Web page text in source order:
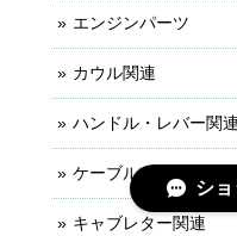
エンジンパーツ
カウル関連
ハンドル・レバー関連
ケーブル・ライン関連
キャブレター関連
シ